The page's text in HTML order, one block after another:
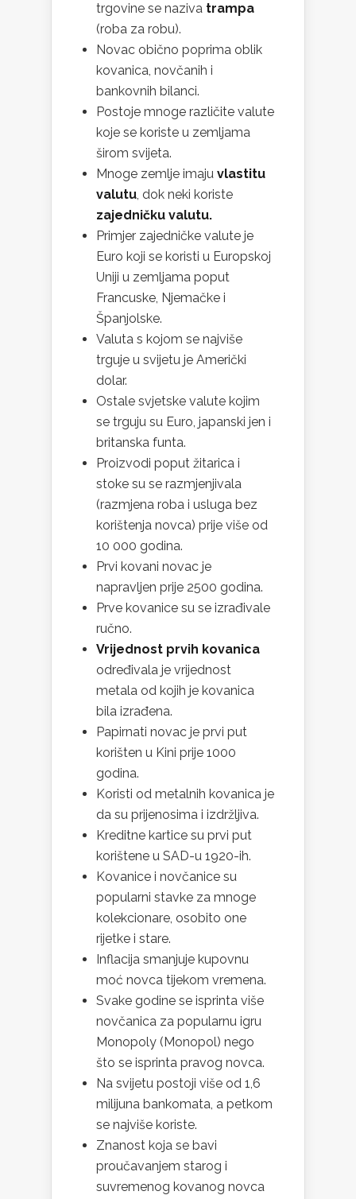
trgovine se naziva trampa
(roba za robu).
Novac obično poprima oblik
kovanica, novčanih i
bankovnih bilanci.
Postoje mnoge različite valute
koje se koriste u zemljama
širom svijeta.
Mnoge zemlje imaju vlastitu
valutu, dok neki koriste
zajedničku valutu.
Primjer zajedničke valute je
Euro koji se koristi u Europskoj
Uniji u zemljama poput
Francuske, Njemačke i
Španjolske.
Valuta s kojom se najviše
trguje u svijetu je Američki
dolar.
Ostale svjetske valute kojim
se trguju su Euro, japanski jen i
britanska funta.
Proizvodi poput žitarica i
stoke su se razmjenjivala
(razmjena roba i usluga bez
korištenja novca) prije više od
10 000 godina.
Prvi kovani novac je
napravljen prije 2500 godina.
Prve kovanice su se izrađivale
ručno.
Vrijednost prvih kovanica
određivala je vrijednost
metala od kojih je kovanica
bila izrađena.
Papirnati novac je prvi put
korišten u Kini prije 1000
godina.
Koristi od metalnih kovanica je
da su prijenosima i izdržljiva.
Kreditne kartice su prvi put
korištene u SAD-u 1920-ih.
Kovanice i novčanice su
popularni stavke za mnoge
kolekcionare, osobito one
rijetke i stare.
Inflacija smanjuje kupovnu
moć novca tijekom vremena.
Svake godine se isprinta više
novčanica za popularnu igru
Monopoly (Monopol) nego
što se isprinta pravog novca.
Na svijetu postoji više od 1,6
milijuna bankomata, a petkom
se najviše koriste.
Znanost koja se bavi
proučavanjem starog i
suvremenog kovanog novca